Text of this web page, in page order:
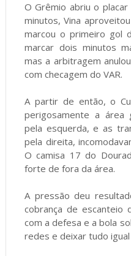
O Grêmio abriu o
minutos, Vina
marcou o primeiro gol
marcar dois minutos
mas a arbitragem
com checagem do VAR.
A partir de então, o
perigosamente a área
pela esquerda, e as
pela direita,
O camisa 17 do
forte de fora da área.
A pressão deu
cobrança de escanteio
com a defesa e a bola
redes e deixar tudo igual